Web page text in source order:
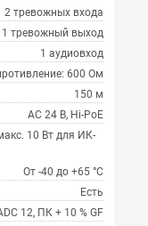
2 тревожных входа
1 тревожный выход
1 аудиовход
600 Ом
150 м
AC 24 В, Hi-PoE
10 Вт для ИК-
От -40 до +65 °C
Есть
12, ПК + 10 % GF